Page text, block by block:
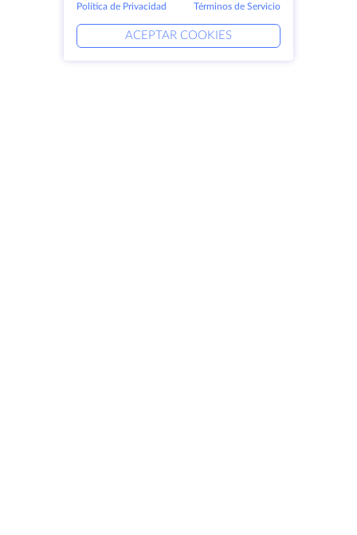
Política de Privacidad Términos de Servicio
ACEPTAR COOKIES